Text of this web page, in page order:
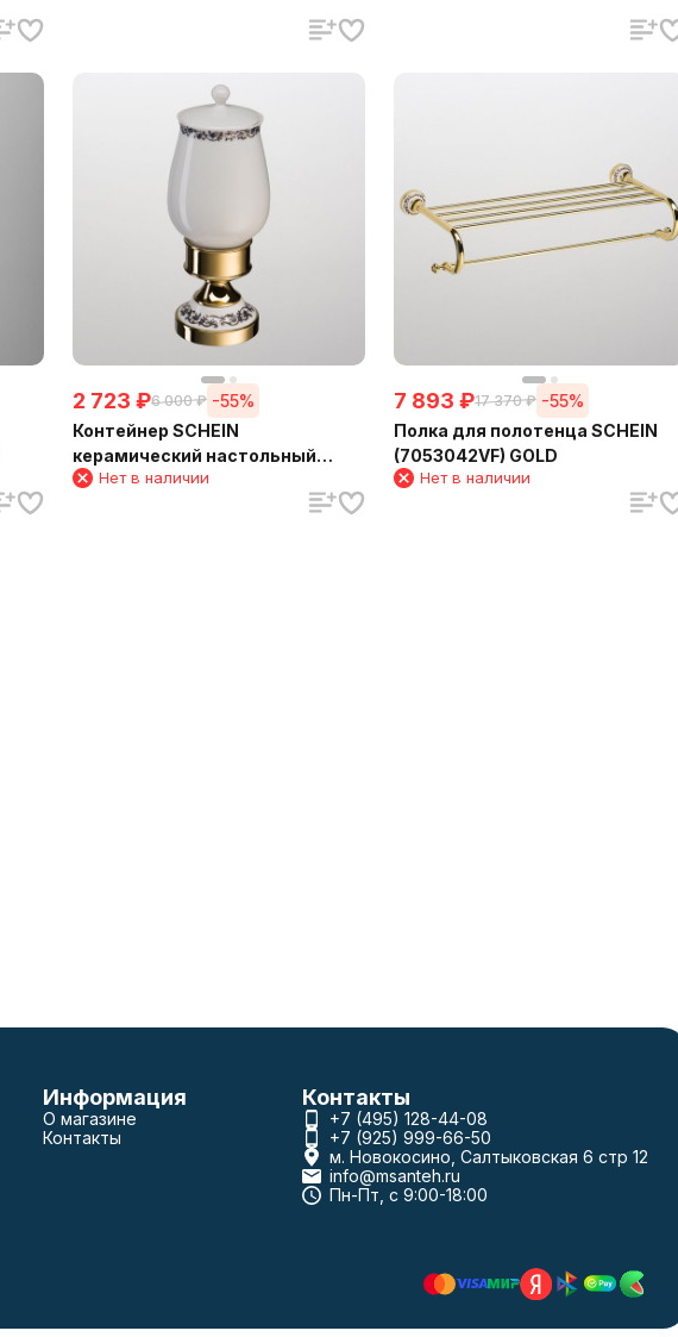
2 723 ₽6 000 ₽ -55%
Контейнер SCHEIN
керамический настольный
GOLD (7053057VF)
Нет в наличии
7 893 ₽17 370 ₽ -55%
Полка для полотенца SCHEIN
(7053042VF) GOLD
Нет в наличии
Информация
О магазине
Контакты
Контакты
+7 (495) 128-44-08
+7 (925) 999-66-50
м. Новокосино, Салтыковская 6 стр 12
info@msanteh.ru
Пн-Пт, с 9:00-18:00